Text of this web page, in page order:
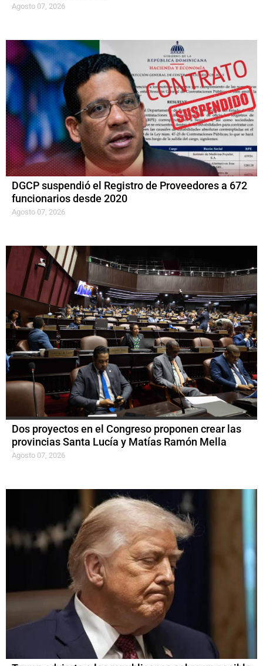
Agosto 07, 2026
DGCP suspendió el Registro de Proveedores a 672
funcionarios desde 2020
Agosto 07, 2026
Dos proyectos en el Congreso proponen crear las
provincias Santa Lucía y Matías Ramón Mella
Agosto 07, 2026